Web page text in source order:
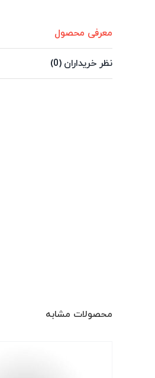
معرفی محصول
نظر خریداران (0)
محصولات مشابه